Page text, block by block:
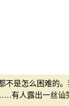
不是怎么困难的
有人露出一丝讪